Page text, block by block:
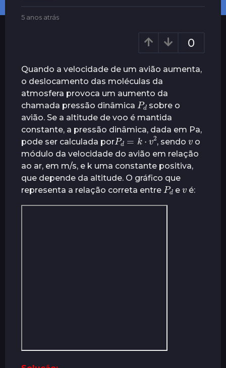
t
5
a
n
o
s
a
t
r
á
s
b
n
u
s
5 anos atrás
t
r
á
s
0
Quando a velocidade de um avião aumenta,
o deslocamento das moléculas da
atmosfera provoca um aumento da
chamada pressão dinâmica
P
d
sobre o
avião. Se a altitude de voo é mantida
constante, a pressão dinâmica, dada em Pa,
pode ser calculada por
Pd=k⋅v 2
, sendo
v
o
módulo da velocidade do avião em relação
ao ar, em m/s, e k uma constante positiva,
que depende da altitude. O gráfico que
representa a relação correta entre
P
d
e é: